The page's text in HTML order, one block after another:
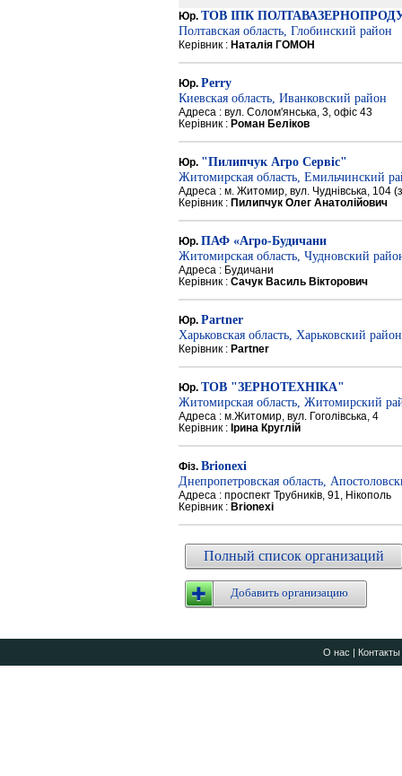
Юр. ТОВ ІПК
Полтавская область, Глобинский район
Керівник : Наталія ГОМОН
Юр. Perry
Киевская область, Иванковский район
Адреса : вул. Солом'янська, 3, офіс 43
Керівник : Роман Беліков
Юр. "Пилипчук Агро Сервіс"
Житомирская область, Емильчинский
Адреса : м. Житомир, вул. Чуднівська, 104
Керівник : Пилипчук Олег Анатолійович
Юр. ПАФ «Агро-Будичани
Житомирская область, Чудновский
Адреса : Будичани
Керівник : Сачук Василь Вікторович
Юр. Partner
Харьковская область, Харьковский район
Керівник : Partner
Юр. ТОВ "ЗЕРНОТЕХНІКА"
Житомирская область, Житомирский
Адреса : м.Житомир, вул. Гоголівська, 4
Керівник : Ірина Круглій
Фіз. Brionexi
Днепропетровская область,
Адреса : проспект Трубників, 91, Нікополь
Керівник : Brionexi
Полный список организаций
Добавить организацию
О нас | Контакты